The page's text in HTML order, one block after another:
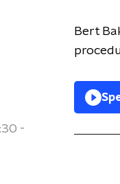
-
Bert